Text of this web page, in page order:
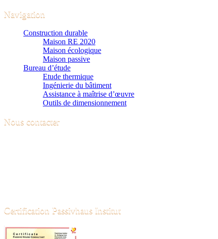
Navigation
Construction durable
Maison RE 2020
Maison écologique
Maison passive
Bureau d’étude
Etude thermique
Ingénierie du bâtiment
Assistance à maîtrise d’œuvre
Outils de dimensionnement
Nous contacter
Certification Passivhaus Institut